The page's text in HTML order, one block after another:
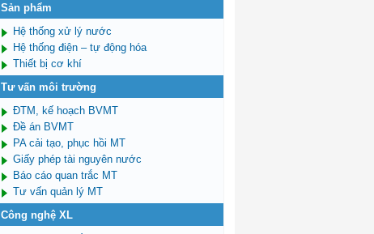
Sản phẩm
Hệ thống xử lý nước
Hệ thống điện – tự động hóa
Thiết bị cơ khí
Tư vấn môi trường
ĐTM, kế hoạch BVMT
Đề án BVMT
PA cải tạo, phục hồi MT
Giấy phép tài nguyên nước
Báo cáo quan trắc MT
Tư vấn quản lý MT
Công nghệ XL